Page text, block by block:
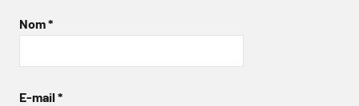
Nom*
E-mail *